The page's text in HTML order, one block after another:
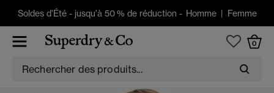
Soldes d'Été -jusqu'à 50 % de réduction - Homme| Femme
0